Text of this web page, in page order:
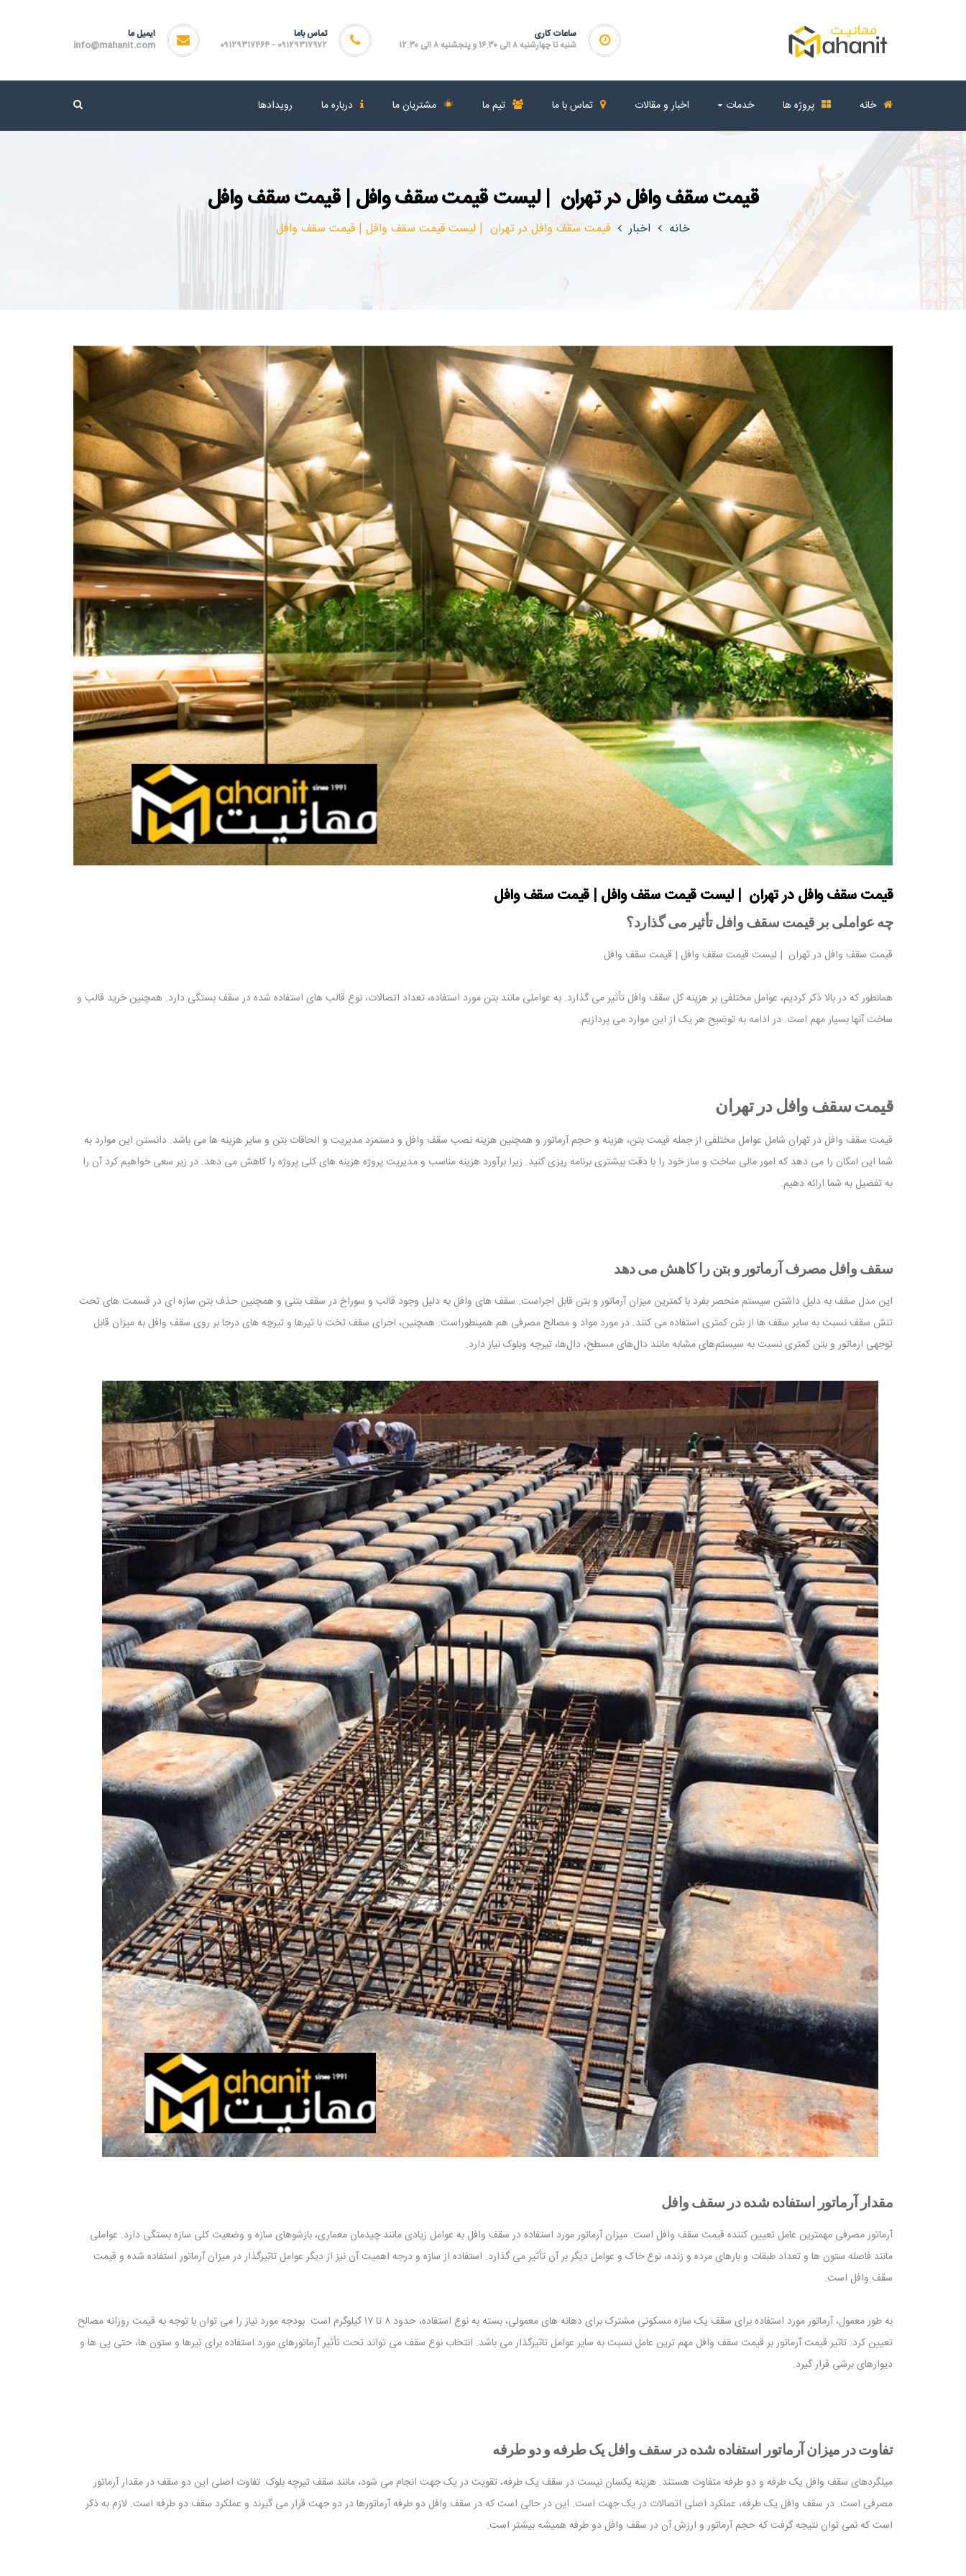
ایمیل ما
info@mahanit.com
تماس باما
۰۹۱۲۹۳۱۷۹۷۲ - ۰۹۱۲۹۳۱۷۴۶۴
ساعات کاری
شنبه تا چهارشنبه ۸ الی ۱۶.۳۰ و پنجشنبه ۸ الی ۱۲.۳۰
خانه پروژه ها خدمات اخبار و مقالات تماس با ما تیم ما مشتریان ما درباره ما رویدادها
قیمت سقف وافل در تهران | لیست قیمت سقف وافل | قیمت سقف وافل
خانه اخبار قیمت سقف وافل در تهران | لیست قیمت سقف وافل | قیمت سقف وافل
قیمت سقف وافل در تهران | لیست قیمت سقف وافل | قیمت سقف وافل
چه عواملی بر قیمت سقف وافل تأثیر می گذارد؟
قیمت سقف وافل در تهران | لیست قیمت سقف وافل | قیمت سقف وافل
همانطور که در بالا ذکر کردیم، عوامل مختلفی بر هزینه کل سقف وافل تأثیر می گذارد. به عواملی مانند بتن مورد استفاده، تعداد اتصالات، نوع قالب های استفاده شده در سقف بستگی دارد. همچنین خرید قالب و
ساخت آنها بسیار مهم است. در ادامه به توضیح هر یک از این موارد می پردازیم.
قیمت سقف وافل در تهران
قیمت سقف وافل در تهران شامل عوامل مختلفی از جمله قیمت بتن، هزینه و حجم آرماتور و همچنین هزینه نصب سقف وافل و دستمزد مدیریت و الحاقات بتن و سایر هزینه ها می باشد. دانستن این موارد به
شما این امکان را می دهد که امور مالی ساخت و ساز خود را با دقت بیشتری برنامه ریزی کنید. زیرا برآورد هزینه مناسب و مدیریت پروژه هزینه های کلی پروژه را کاهش می دهد. در زیر سعی خواهیم کرد آن را
به تفصیل به شما ارائه دهیم.
سقف وافل مصرف آرماتور و بتن را کاهش می دهد
این مدل سقف به دلیل داشتن سیستم منحصر بفرد با کمترین میزان آرماتور و بتن قابل اجراست. سقف های وافل به دلیل وجود قالب و سوراخ در سقف بتنی و همچنین حذف بتن سازه ای در قسمت های تحت
تنش سقف نسبت به سایر سقف ها از بتن کمتری استفاده می کنند. در مورد مواد و مصالح مصرفی هم همینطوراست. همچنین، اجرای سقف تخت با تیرها و تیرچه های درجا بر روی سقف وافل به میزان قابل
توجهی ارماتور و بتن کمتری نسبت به سیستم‌های مشابه مانند دال‌های مسطح، دال‌ها، تیرچه وبلوک نیاز دارد.
مقدار آرماتور استفاده شده در سقف وافل
آرماتور مصرفی مهمترین عامل تعیین کننده قیمت سقف وافل است. میزان آرماتور مورد استفاده در سقف وافل به عوامل زیادی مانند چیدمان معماری، بازشوهای سازه و وضعیت کلی سازه بستگی دارد. عواملی
مانند فاصله ستون ها و تعداد طبقات و بارهای مرده و زنده، نوع خاک و عوامل دیگر بر آن تأثیر می گذارد. استفاده از سازه و درجه اهمیت آن نیز از دیگر عوامل تاثیرگذار در میزان آرماتور استفاده شده و قیمت
سقف وافل است.
به طور معمول، آرماتور مورد استفاده برای سقف یک سازه مسکونی مشترک برای دهانه های معمولی، بسته به نوع استفاده، حدود ۸ تا ۱۷ کیلوگرم است. بودجه مورد نیاز را می توان با توجه به قیمت روزانه مصالح
تعیین کرد. تاثیر قیمت آرماتور بر قیمت سقف وافل مهم ترین عامل نسبت به سایر عوامل تاثیرگذار می باشد. انتخاب نوع سقف می تواند تحت تأثیر آرماتورهای مورد استفاده برای تیرها و ستون ها، حتی پی ها و
دیوارهای برشی قرار گیرد.
تفاوت در میزان آرماتور استفاده شده در سقف وافل یک طرفه و دو طرفه
میلگردهای سقف وافل یک طرفه و دو طرفه متفاوت هستند. هزینه یکسان نیست در سقف یک طرفه، تقویت در یک جهت انجام می شود، مانند سقف تیرچه بلوک. تفاوت اصلی این دو سقف در مقدار آرماتور
مصرفی است. در سقف وافل یک طرفه، عملکرد اصلی اتصالات در یک جهت است. این در حالی است که در سقف وافل دو طرفه آرماتورها در دو جهت قرار می گیرند و عملکرد سقف دو طرفه است. لازم به ذکر
است که نمی توان نتیجه گرفت که حجم آرماتور و ارزش آن در سقف وافل دو طرفه همیشه بیشتر است.